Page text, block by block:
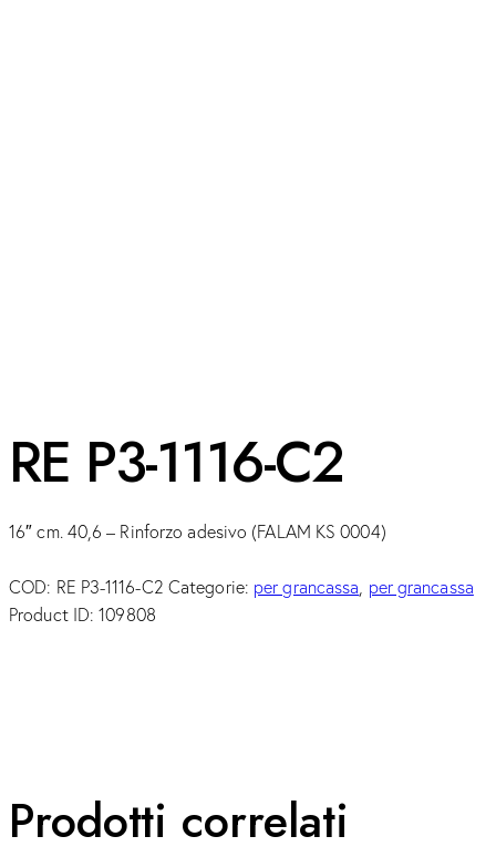
RE P3-1116-C2
16″ cm. 40,6 – Rinforzo adesivo (FALAM KS 0004)
COD: RE P3-1116-C2 Categorie: per grancassa, per grancassa
Product ID:109808
Prodotti correlati